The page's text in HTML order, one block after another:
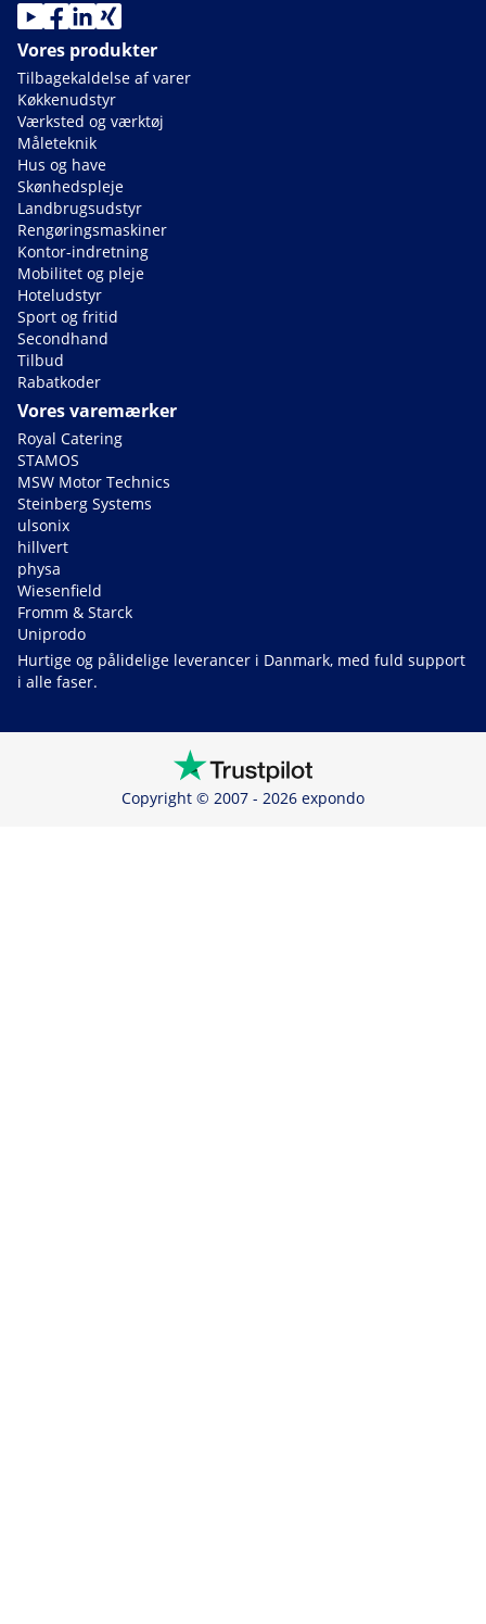
Vores produkter
Tilbagekaldelse af varer
Køkkenudstyr
Værksted og værktøj
Måleteknik
Hus og have
Skønhedspleje
Landbrugsudstyr
Rengøringsmaskiner
Kontor-indretning
Mobilitet og pleje
Hoteludstyr
Sport og fritid
Secondhand
Tilbud
Rabatkoder
Vores varemærker
Royal Catering
STAMOS
MSW Motor Technics
Steinberg Systems
ulsonix
hillvert
physa
Wiesenfield
Fromm & Starck
Uniprodo
Hurtige og pålidelige leverancer i Danmark, med fuld support
i alle faser.
Copyright © 2007 - 2026 expondo